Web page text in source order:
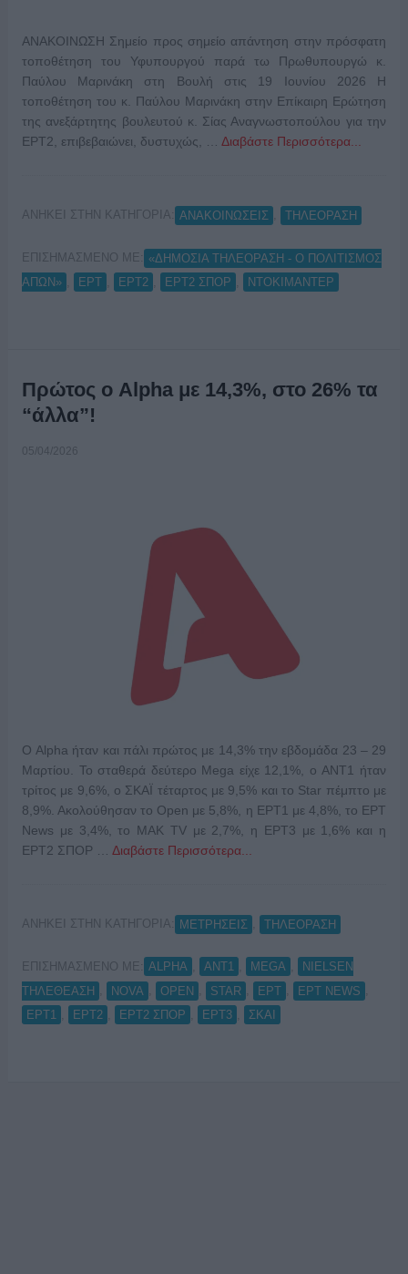
ΑΝΑΚΟΙΝΩΣΗ Σημείο προς σημείο απάντηση στην πρόσφατη
τοποθέτηση του Υφυπουργού παρά τω Πρωθυπουργώ κ.
Παύλου Μαρινάκη στη Βουλή στις 19 Ιουνίου 2026 Η
τοποθέτηση του κ. Παύλου Μαρινάκη στην Επίκαιρη Ερώτηση
της ανεξάρτητης βουλευτού κ. Σίας Αναγνωστοπούλου για την
ΕΡΤ2, επιβεβαιώνει, δυστυχώς, … Διαβάστε Περισσότερα...
ΑΝΗΚΕΙ ΣΤΗΝ ΚΑΤΗΓΟΡΙΑ: ΑΝΑΚΟΙΝΩΣΕΙΣ ΤΗΛΕΟΡΑΣΗ
ΕΠΙΣΗΜΑΣΜΕΝΟ ΜΕ:
«ΔΗΜΟΣΙΑ ΤΗΛΕΟΡΑΣΗ - Ο ΠΟΛΙΤΙΣΜΟΣ
ΑΠΩΝ»
ΕΡΤ ΕΡΤ2 ΕΡΤ2 ΣΠΟΡ ΝΤΟΚΙΜΑΝΤΕΡ
Πρώτος ο Alpha με 14,3%, στο 26% τα
“άλλα”!
05/04/2026
Ο Alpha ήταν και πάλι πρώτος με 14,3% την εβδομάδα 23 – 29
Μαρτίου. Το σταθερά δεύτερο Mega είχε 12,1%, ο ANT1 ήταν
τρίτος με 9,6%, ο ΣΚΑΪ τέταρτος με 9,5% και το Star πέμπτο με
8,9%. Ακολούθησαν το Open με 5,8%, η ΕΡΤ1 με 4,8%, το ΕΡΤ
News με 3,4%, το ΜΑΚ TV με 2,7%, η ΕΡΤ3 με 1,6% και η
ΕΡΤ2 ΣΠΟΡ … Διαβάστε Περισσότερα...
ΑΝΗΚΕΙ ΣΤΗΝ ΚΑΤΗΓΟΡΙΑ: ΜΕΤΡΗΣΕΙΣ ΤΗΛΕΟΡΑΣΗ
ΕΠΙΣΗΜΑΣΜΕΝΟ ΜΕ: ALPHA ANT1 MEGA
NIELSEN
ΤΗΛΕΘΕΑΣΗ
NOVA OPEN STAR ΕΡΤ ΕΡΤ NEWS
ΕΡΤ1
ΕΡΤ2 ΕΡΤ2 ΣΠΟΡ ΕΡΤ3 ΣΚΑΙ